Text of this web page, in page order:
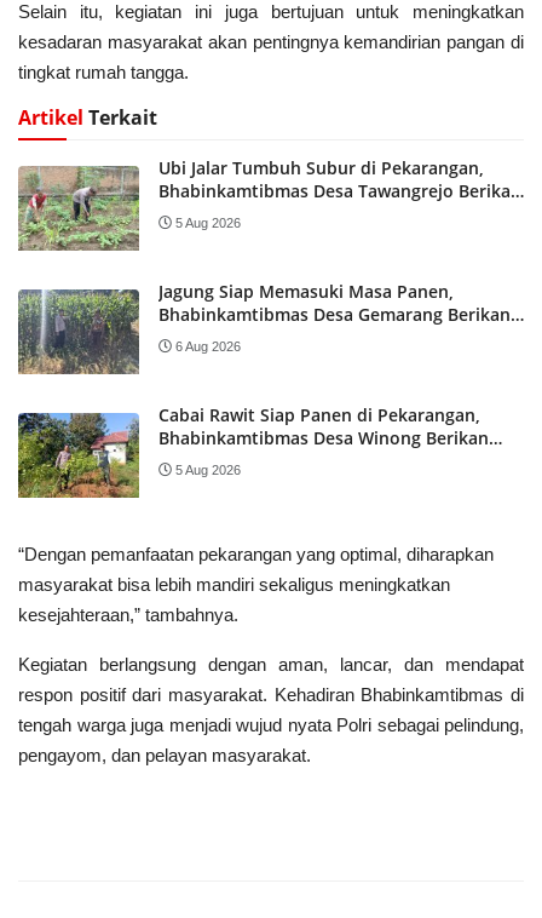
Selain itu, kegiatan ini juga bertujuan untuk meningkatkan
kesadaran masyarakat akan pentingnya kemandirian pangan di
tingkat rumah tangga.
Artikel Terkait
Ubi Jalar Tumbuh Subur di Pekarangan,
Bhabinkamtibmas Desa Tawangrejo Berikan
Pendampingan kepada Warga
5 Aug 2026
Jagung Siap Memasuki Masa Panen,
Bhabinkamtibmas Desa Gemarang Berikan
Pendampingan kepada Petani
6 Aug 2026
Cabai Rawit Siap Panen di Pekarangan,
Bhabinkamtibmas Desa Winong Berikan
Pendampingan kepada Warga
5 Aug 2026
“Dengan pemanfaatan pekarangan yang optimal, diharapkan
masyarakat bisa lebih mandiri sekaligus meningkatkan
kesejahteraan,” tambahnya.
Kegiatan berlangsung dengan aman, lancar, dan mendapat
respon positif dari masyarakat. Kehadiran Bhabinkamtibmas di
tengah warga juga menjadi wujud nyata Polri sebagai pelindung,
pengayom, dan pelayan masyarakat.